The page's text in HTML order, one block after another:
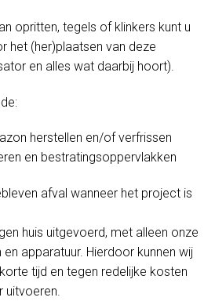
opritten, tegels of klinkers kunt u
het (her)plaatsen van deze
en alles wat daarbij hoort).
herstellen en/of verfrissen
en bestratingsoppervlakken
afval wanneer het project is
huis uitgevoerd, met alleen onze
apparatuur. Hierdoor kunnen wij
tijd en tegen redelijke kosten
uitvoeren.